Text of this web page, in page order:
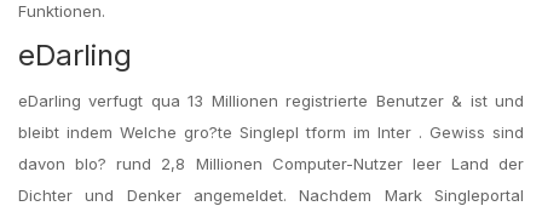
Funktionen.
eDarling
eDarling verfugt qua 13 Millionen registrierte Benutzer & ist und
bleibt indem Welche gro?te Singlepl tform im Inter . Gewiss sind
davon blo? rund 2,8 Millionen Computer-Nutzer leer Land der
Dichter und Denker angemeldet. Nachdem Mark Singleportal